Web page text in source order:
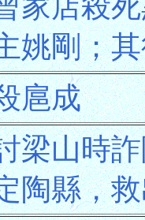
姚剛；
扈成
梁山時
陶縣，